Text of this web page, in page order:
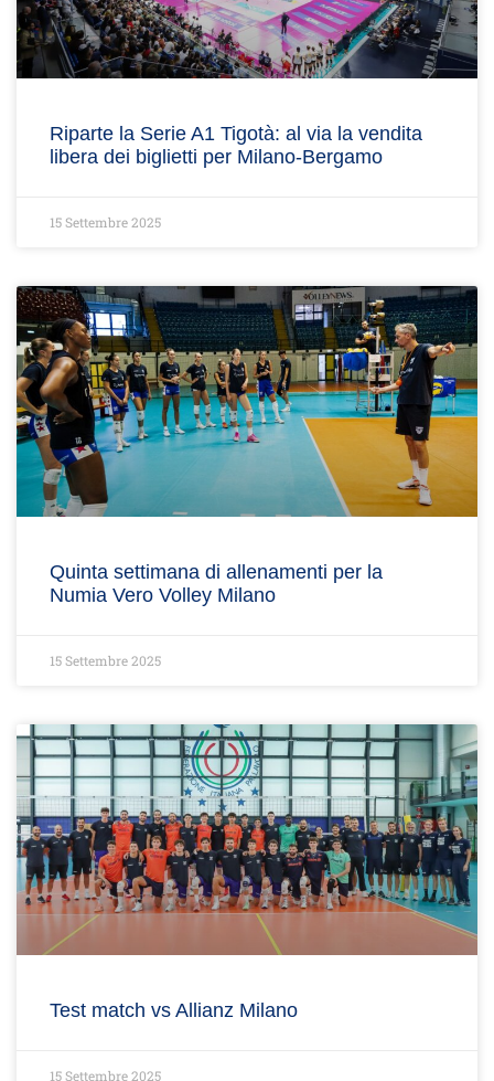
Riparte la Serie A1 Tigotà: al via la vendita
libera dei biglietti per Milano-Bergamo
15 Settembre 2025
Quinta settimana di allenamenti per la
Numia Vero Volley Milano
15 Settembre 2025
Test match vs Allianz Milano
15 Settembre 2025